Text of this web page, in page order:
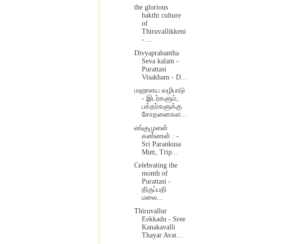
the glorious
bakthi culture
of
Thiruvallikkeni
- ...
Divyaprabantha
Seva kalam -
Purattasi
Visakham - D...
மஹாளய வழிபாடு
- இடர்களும்,
பக்தர்களுக்கு
சோதனைகள...
எங்குமுளன்
கண்ணன் : -
Sri Parankusa
Mutt, Trip...
Celebrating the
month of
Purattasi -
திருப்பதி
மலை...
Thiruvallur
Eekkadu - Sree
Kanakavalli
Thayar Avat...